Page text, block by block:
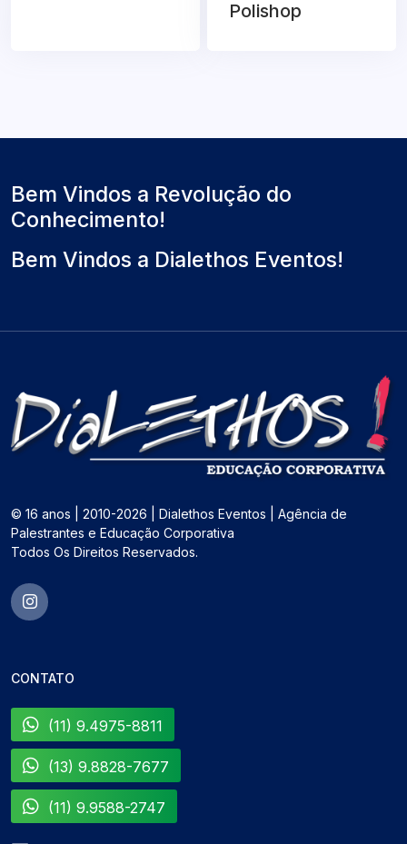
Polishop
Bem Vindos a Revolução do
Conhecimento!
Bem Vindos a Dialethos Eventos!
© 16 anos | 2010-2026 | Dialethos Eventos | Agência de
Palestrantes e Educação Corporativa
Todos Os Direitos Reservados.
CONTATO
(11) 9.4975-8811
(13) 9.8828-7677
(11) 9.9588-2747